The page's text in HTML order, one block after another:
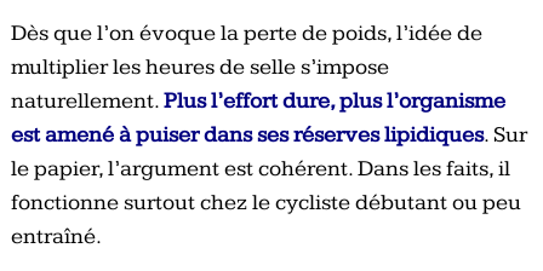
Dès que l’on évoque la perte de poids, l’idée de
multiplier les heures de selle s’impose
naturellement.Plus l’effort dure, plus l’organisme
est amené à puiser dans ses réserves lipidiques. Sur
le papier, l’argument est cohérent. Dans les faits, il
fonctionne surtout chez le cycliste débutant ou peu
entraîné.